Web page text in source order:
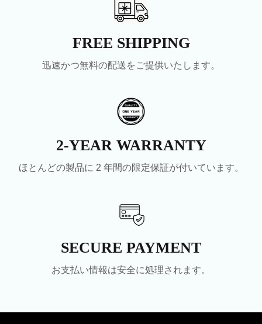
FREE SHIPPING
迅速かつ無料の配送をご提供いたします。
2-YEAR WARRANTY
ほとんどの製品に 2 年間の限定保証が付いています。
SECURE PAYMENT
お支払い情報は安全に処理されます。